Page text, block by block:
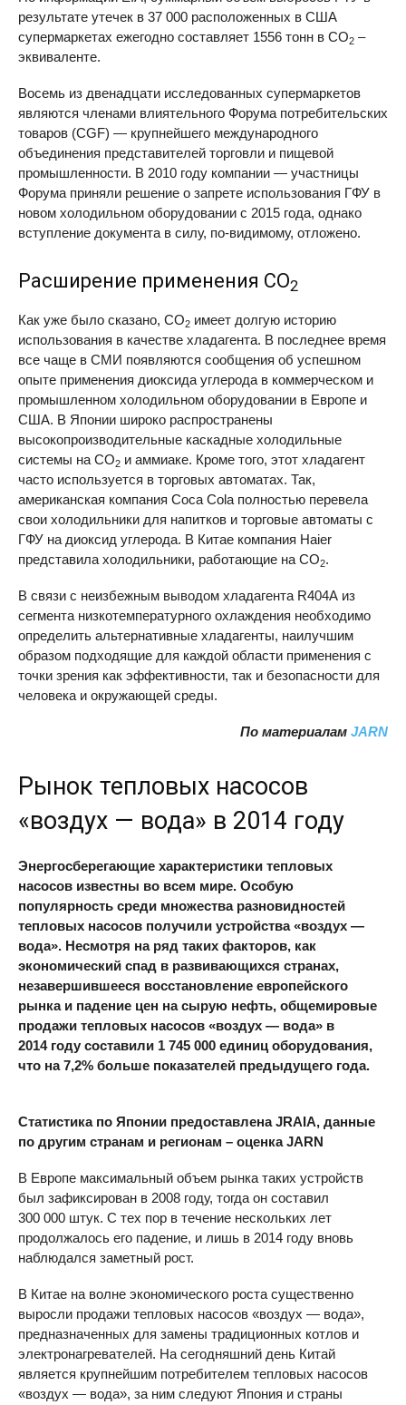
результате утечек в 37 000 расположенных в США
супермаркетах ежегодно составляет 1556 тонн в CO2 –
эквиваленте.
Восемь из двенадцати исследованных супермаркетов
являются членами влиятельного Форума потребительских
товаров (CGF) — крупнейшего международного
объединения представителей торговли и пищевой
промышленности. В 2010 году компании — участницы
Форума приняли решение о запрете использования ГФУ в
новом холодильном оборудовании с 2015 года, однако
вступление документа в силу, по-видимому, отложено.
Расширение применения CO2
Как уже было сказано, CO2 имеет долгую историю
использования в качестве хладагента. В последнее время
все чаще в СМИ появляются сообщения об успешном
опыте применения диоксида углерода в коммерческом и
промышленном холодильном оборудовании в Европе и
США. В Японии широко распространены
высокопроизводительные каскадные холодильные
системы на CO2 и аммиаке. Кроме того, этот хладагент
часто используется в торговых автоматах. Так,
американская компания Coca Cola полностью перевела
свои холодильники для напитков и торговые автоматы с
ГФУ на диоксид углерода. В Китае компания Haier
представила холодильники, работающие на CO2.
В связи с неизбежным выводом хладагента R404А из
сегмента низкотемпературного охлаждения необходимо
определить альтернативные хладагенты, наилучшим
образом подходящие для каждой области применения с
точки зрения как эффективности, так и безопасности для
человека и окружающей среды.
По материалам JARN
Рынок тепловых насосов
«воздух — вода» в 2014 году
Энергосберегающие характеристики тепловых
насосов известны во всем мире. Особую
популярность среди множества разновидностей
тепловых насосов получили устройства «воздух —
вода». Несмотря на ряд таких факторов, как
экономический спад в развивающихся странах,
незавершившееся восстановление европейского
рынка и падение цен на сырую нефть, общемировые
продажи тепловых насосов «воздух — вода» в
2014 году составили 1 745 000 единиц оборудования,
что на 7,2% больше показателей предыдущего года.
Статистика по Японии предоставленаJRAIA, данные
по другим странам и регионам – оценка JARN
В Европе максимальный объем рынка таких устройств
был зафиксирован в 2008 году, тогда он составил
300 000 штук. С тех пор в течение нескольких лет
продолжалось его падение, и лишь в 2014 году вновь
наблюдался заметный рост.
В Китае на волне экономического роста существенно
выросли продажи тепловых насосов «воздух — вода»,
предназначенных для замены традиционных котлов и
электронагревателей. На сегодняшний день Китай
является крупнейшим потребителем тепловых насосов
«воздух — вода», за ним следуют Япония и страны